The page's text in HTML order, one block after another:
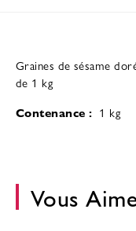
Graines de sésame
de 1 kg
Contenance : 1 kg
Vous